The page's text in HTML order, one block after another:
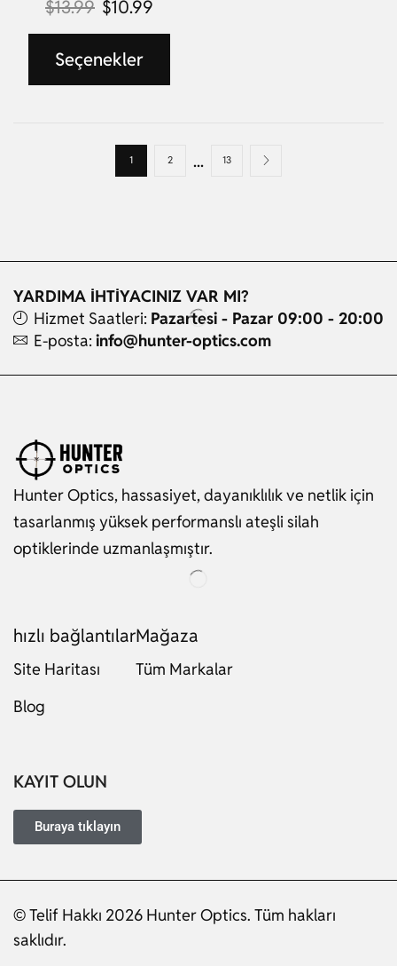
$13.99 $10.99
Seçenekler
1 2 ... 13
YARDIMA İHTİYACINIZ VAR MI?
Hizmet Saatleri: Pazartesi - Pazar 09:00 - 20:00
E-posta: info@hunter-optics.com
Hunter Optics, hassasiyet, dayanıklılık ve netlik için
tasarlanmış yüksek performanslı ateşli silah
optiklerinde uzmanlaşmıştır.
hızlı bağlantılar
Site Haritası
Blog
Mağaza
Tüm Markalar
KAYIT OLUN
Buraya tıklayın
© Telif Hakkı 2026 Hunter Optics. Tüm hakları
saklıdır.
German
Portuguese